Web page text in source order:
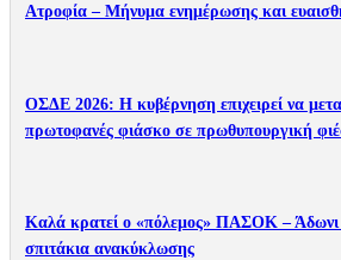
Ατροφία – Μήνυμα ενημέρωσης και
ΟΣΔΕ 2026: Η κυβέρνηση επιχειρεί να
πρωτοφανές φιάσκο σε πρωθυπουργική
Καλά κρατεί ο «πόλεμος» ΠΑΣΟΚ – Άδωνι
σπιτάκια ανακύκλωσης